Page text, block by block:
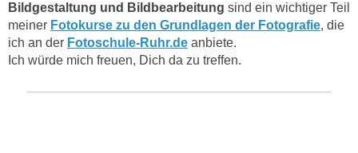
Bildgestaltung und Bildbearbeitung sind ein wichtiger Teil
meiner Fotokurse zu den Grundlagen der Fotografie, die
ich an der Fotoschule-Ruhr.de anbiete.
Ich würde mich freuen, Dich da zu treffen.